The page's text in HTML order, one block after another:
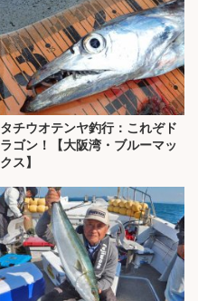
タチウオテンヤ釣行：これぞド
ラゴン！【大阪湾・ブルーマッ
クス】